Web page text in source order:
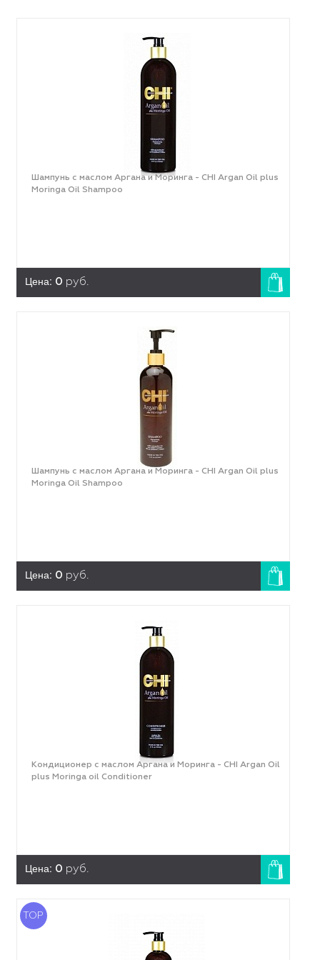
Шампунь с маслом Аргана и Моринга - CHI Argan Oil plus
Moringa Oil Shampoo
Цена: 0 руб.
Шампунь с маслом Аргана и Моринга - CHI Argan Oil plus
Moringa Oil Shampoo
Цена: 0 руб.
Кондиционер с маслом Аргана и Моринга - CHI Argan Oil
plus Moringa oil Conditioner
Цена: 0 руб.
TOP